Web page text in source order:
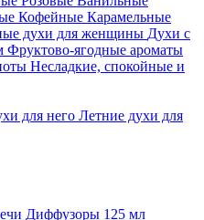
Кофейные Карамельные
духи для женщины Духи с
Фруктово-ягодные ароматы
Несладкие, спокойные и
для него Летние духи для
Диффузоры 125 мл